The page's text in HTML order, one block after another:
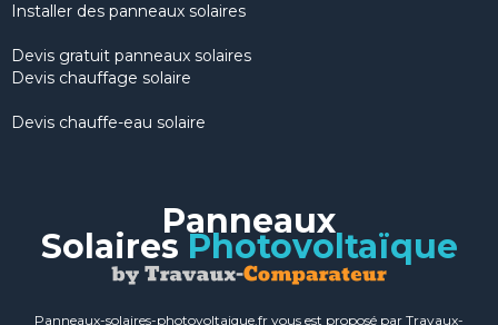
Installer des panneaux solaires
Devis gratuit panneaux solaires
Devis chauffage solaire
Devis chauffe-eau solaire
Panneaux
Solaires Photovoltaïque
Panneaux-solaires-photovoltaique.fr vous est proposé par Travaux-